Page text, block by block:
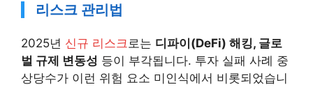
리스크 관리법
2025년 신규 리스크 로는 디파이(DeFi) 해킹, 글로
벌 규제 변동성 등이 부각됩니다. 투자 실패 사례 중
상당수가 이런 위험 요소 미인식에서 비롯되었습니